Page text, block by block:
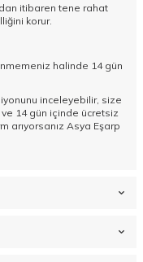
itibaren tene rahat
korur.
halinde 14 gün
inceleyebilir, size
14 gün içinde ücretsiz
arıyorsanız Asya Eşarp